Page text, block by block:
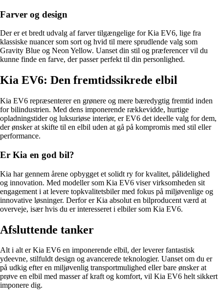
Farver og design
Der er et bredt udvalg af farver tilgængelige for Kia EV6, lige fra
klassiske nuancer som sort og hvid til mere sprudlende valg som
Gravity Blue og Neon Yellow. Uanset din stil og præferencer vil du
kunne finde en farve, der passer perfekt til din personlighed.
Kia EV6: Den fremtidssikrede elbil
Kia EV6 repræsenterer en grønere og mere bæredygtig fremtid inden
for bilindustrien. Med dens imponerende rækkevidde, hurtige
opladningstider og luksuriøse interiør, er EV6 det ideelle valg for dem,
der ønsker at skifte til en elbil uden at gå på kompromis med stil eller
performance.
Er Kia en god bil?
Kia har gennem årene opbygget et solidt ry for kvalitet, pålidelighed
og innovation. Med modeller som Kia EV6 viser virksomheden sit
engagement i at levere topkvalitetsbiler med fokus på miljøvenlige og
innovative løsninger. Derfor er Kia absolut en bilproducent værd at
overveje, især hvis du er interesseret i elbiler som Kia EV6.
Afsluttende tanker
Alt i alt er Kia EV6 en imponerende elbil, der leverer fantastisk
ydeevne, stilfuldt design og avancerede teknologier. Uanset om du er
på udkig efter en miljøvenlig transportmulighed eller bare ønsker at
prøve en elbil med masser af kraft og komfort, vil Kia EV6 helt sikkert
imponere dig.